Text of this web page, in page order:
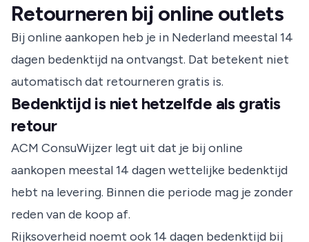
Retourneren bij online outlets
Bij online aankopen heb je in Nederland meestal 14
dagen bedenktijd na ontvangst. Dat betekent niet
automatisch dat retourneren gratis is.
Bedenktijd is niet hetzelfde als gratis
retour
ACM ConsuWijzer legt uit dat je bij online
aankopen meestal 14 dagen wettelijke bedenktijd
hebt na levering. Binnen die periode mag je zonder
reden van de koop af.
Rijksoverheid noemt ook 14 dagen bedenktijd bij